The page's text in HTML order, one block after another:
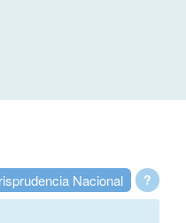
?
Nacional